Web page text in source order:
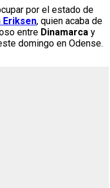
por el estado de
Eriksen, quien acaba de
entre Dinamarca y
domingo en Odense.